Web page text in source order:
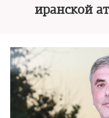
иранской